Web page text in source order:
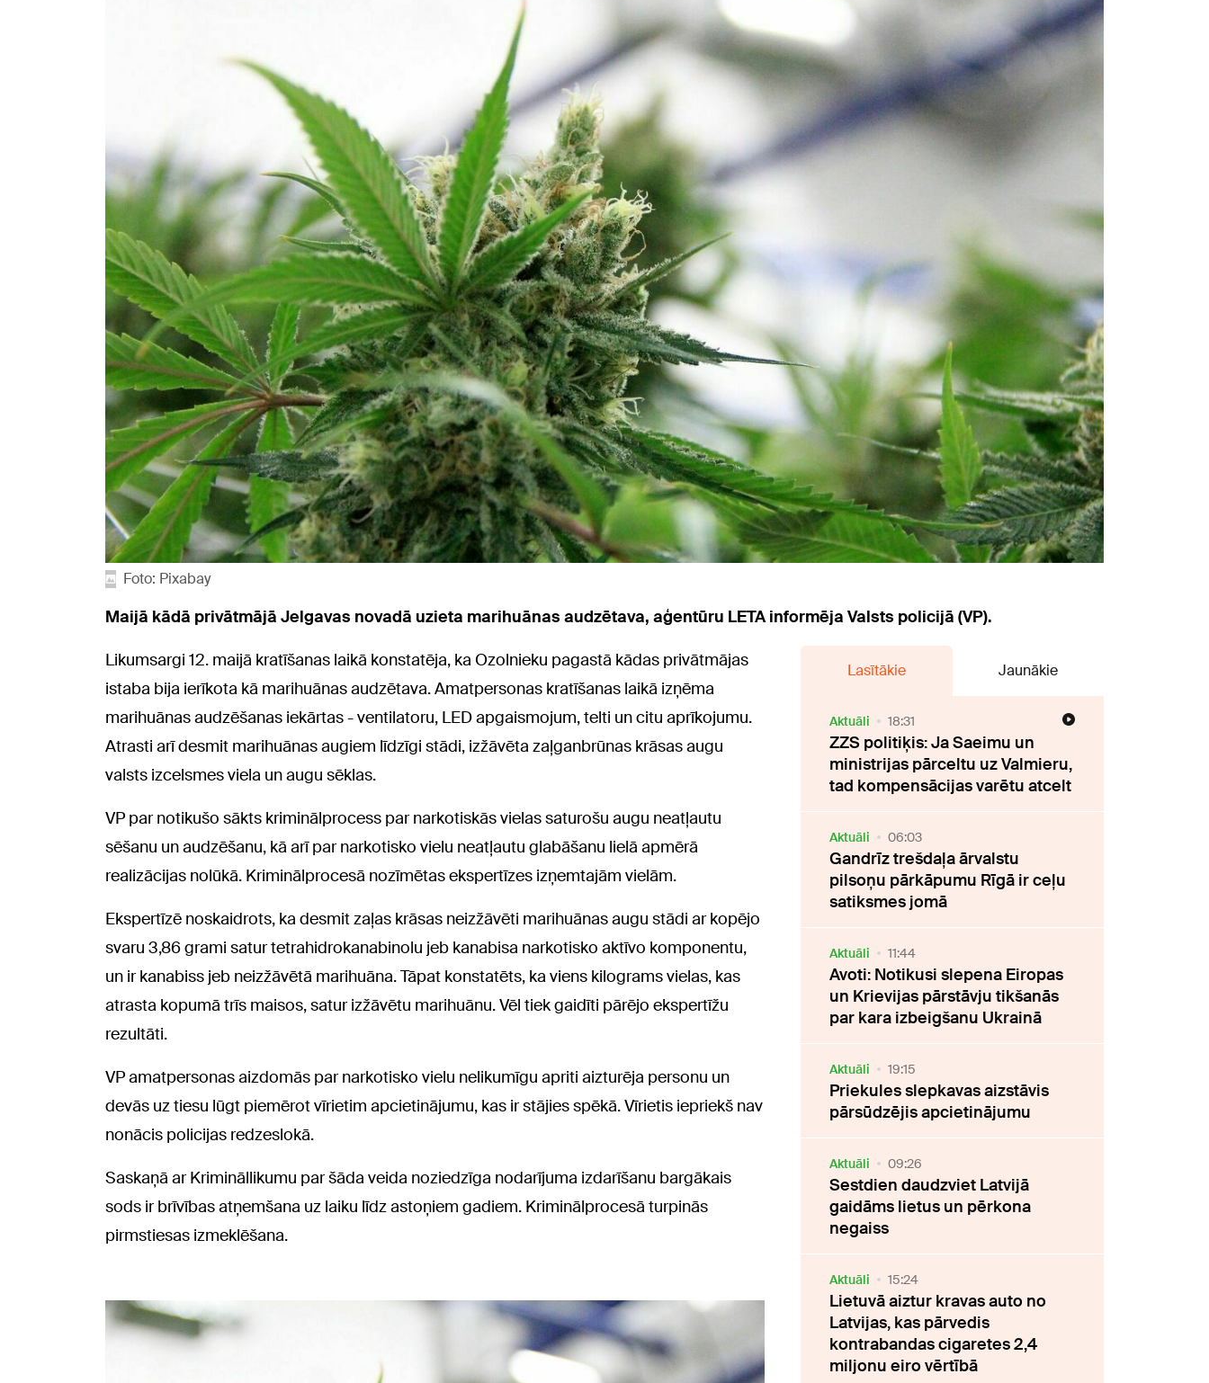
Foto: Pixabay
Maijā kādā privātmājā Jelgavas novadā uzieta marihuānas audzētava, aģentūru LETA informēja Valsts policijā (VP).
Likumsargi 12. maijā kratīšanas laikā konstatēja, ka Ozolnieku pagastā kādas privātmājas
istaba bija ierīkota kā marihuānas audzētava. Amatpersonas kratīšanas laikā izņēma
marihuānas audzēšanas iekārtas - ventilatoru, LED apgaismojum, telti un citu aprīkojumu.
Atrasti arī desmit marihuānas augiem līdzīgi stādi, izžāvēta zaļganbrūnas krāsas augu
valsts izcelsmes viela un augu sēklas.
VP par notikušo sākts kriminālprocess par narkotiskās vielas saturošu augu neatļautu
sēšanu un audzēšanu, kā arī par narkotisko vielu neatļautu glabāšanu lielā apmērā
realizācijas nolūkā. Kriminālprocesā nozīmētas ekspertīzes izņemtajām vielām.
Ekspertīzē noskaidrots, ka desmit zaļas krāsas neizžāvēti marihuānas augu stādi ar kopējo
svaru 3,86 grami satur tetrahidrokanabinolu jeb kanabisa narkotisko aktīvo komponentu,
un ir kanabiss jeb neizžāvētā marihuāna. Tāpat konstatēts, ka viens kilograms vielas, kas
atrasta kopumā trīs maisos, satur izžāvētu marihuānu. Vēl tiek gaidīti pārējo ekspertīžu
rezultāti.
VP amatpersonas aizdomās par narkotisko vielu nelikumīgu apriti aizturēja personu un
devās uz tiesu lūgt piemērot vīrietim apcietinājumu, kas ir stājies spēkā. Vīrietis iepriekš nav
nonācis policijas redzeslokā.
Saskaņā ar Krimināllikumu par šāda veida noziedzīga nodarījuma izdarīšanu bargākais
sods ir brīvības atņemšana uz laiku līdz astoņiem gadiem. Kriminālprocesā turpinās
pirmstiesas izmeklēšana.
Lasītākie Jaunākie
Aktuāli 18:31
ZZS politiķis: Ja Saeimu un
ministrijas pārceltu uz Valmieru,
tad kompensācijas varētu atcelt
Aktuāli 06:03
Gandrīz trešdaļa ārvalstu
pilsoņu pārkāpumu Rīgā ir ceļu
satiksmes jomā
Aktuāli 11:44
Avoti: Notikusi slepena Eiropas
un Krievijas pārstāvju tikšanās
par kara izbeigšanu Ukrainā
Aktuāli 19:15
Priekules slepkavas aizstāvis
pārsūdzējis apcietinājumu
Aktuāli 09:26
Sestdien daudzviet Latvijā
gaidāms lietus un pērkona
negaiss
Aktuāli 15:24
Lietuvā aiztur kravas auto no
Latvijas, kas pārvedis
kontrabandas cigaretes 2,4
miljonu eiro vērtībā